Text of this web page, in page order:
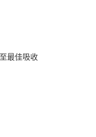
最佳吸收